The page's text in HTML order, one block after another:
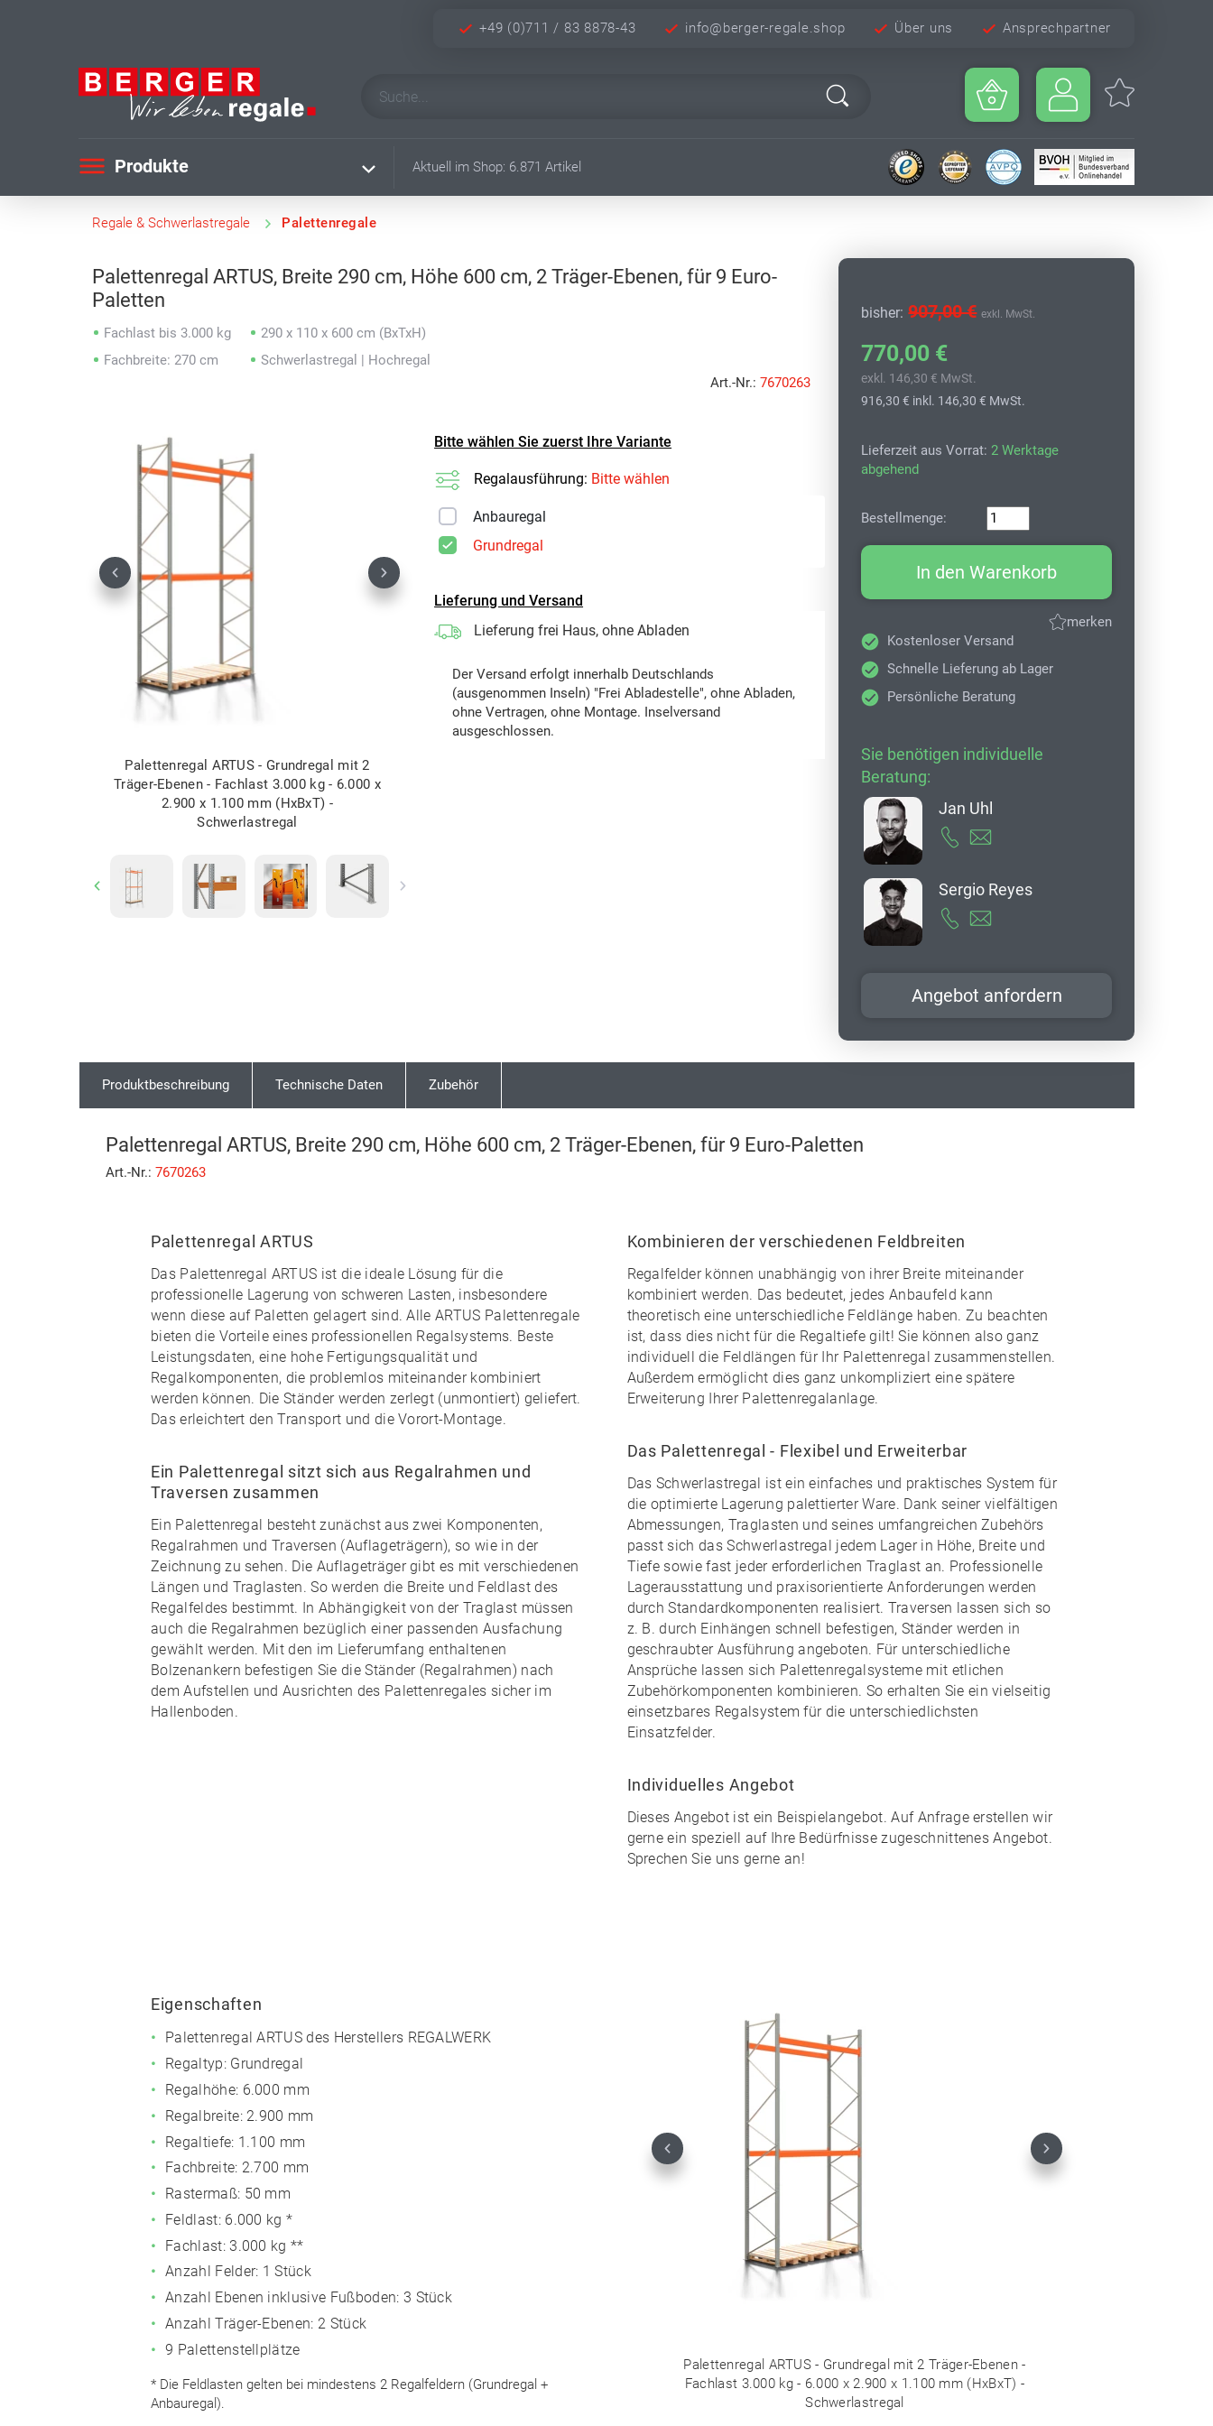
+49 (0)711 / 83 8878-43 info@berger-regale.shop Über uns Ansprechpartner
Produkte Aktuell im Shop: 6.871 Artikel
Regale & Schwerlastregale Palettenregale
Palettenregal ARTUS, Breite 290 cm, Höhe 600 cm, 2 Träger-Ebenen, für 9 Euro-
Paletten
Fachlast bis 3.000 kg
Fachbreite: 270 cm
290 x 110 x 600 cm (BxTxH)
Schwerlastregal | Hochregal
Art.-Nr.:7670263
Palettenregal ARTUS - Grundregal mit 2
Träger-Ebenen - Fachlast 3.000 kg - 6.000 x
2.900 x 1.100 mm (HxBxT) -
Schwerlastregal
Previous Next
Previous Next
Bitte wählen Sie zuerst Ihre Variante
Regalausführung: Bitte wählen
Anbauregal
Grundregal
Lieferung und Versand
Lieferung frei Haus, ohne Abladen
Der Versand erfolgt innerhalb Deutschlands
(ausgenommen Inseln) "Frei Abladestelle", ohne Abladen,
ohne Vertragen, ohne Montage. Inselversand
ausgeschlossen.
bisher: 907,00 € exkl. MwSt.
770,00 €
exkl. 146,30 € MwSt.
916,30 € inkl. 146,30 € MwSt.
Lieferzeit aus Vorrat: 2 Werktage
abgehend
Bestellmenge:
In den Warenkorb
merken
Kostenloser Versand
Schnelle Lieferung ab Lager
Persönliche Beratung
Sie benötigen individuelle
Beratung:
Jan Uhl
Sergio Reyes
Angebot anfordern
Produktbeschreibung Technische Daten Zubehör
Palettenregal ARTUS, Breite 290 cm, Höhe 600 cm, 2 Träger-Ebenen, für 9 Euro-Paletten
Art.-Nr.: 7670263
Palettenregal ARTUS
Das Palettenregal ARTUS ist die ideale Lösung für die
professionelle Lagerung von schweren Lasten, insbesondere
wenn diese auf Paletten gelagert sind. Alle ARTUS Palettenregale
bieten die Vorteile eines professionellen Regalsystems. Beste
Leistungsdaten, eine hohe Fertigungsqualität und
Regalkomponenten, die problemlos miteinander kombiniert
werden können. Die Ständer werden zerlegt (unmontiert) geliefert.
Das erleichtert den Transport und die Vorort-Montage.
Ein Palettenregal sitzt sich aus Regalrahmen und
Traversen zusammen
Ein Palettenregal besteht zunächst aus zwei Komponenten,
Regalrahmen und Traversen (Auflageträgern), so wie in der
Zeichnung zu sehen. Die Auflageträger gibt es mit verschiedenen
Längen und Traglasten. So werden die Breite und Feldlast des
Regalfeldes bestimmt. In Abhängigkeit von der Traglast müssen
auch die Regalrahmen bezüglich einer passenden Ausfachung
gewählt werden. Mit den im Lieferumfang enthaltenen
Bolzenankern befestigen Sie die Ständer (Regalrahmen) nach
dem Aufstellen und Ausrichten des Palettenregales sicher im
Hallenboden.
Kombinieren der verschiedenen Feldbreiten
Regalfelder können unabhängig von ihrer Breite miteinander
kombiniert werden. Das bedeutet, jedes Anbaufeld kann
theoretisch eine unterschiedliche Feldlänge haben. Zu beachten
ist, dass dies nicht für die Regaltiefe gilt! Sie können also ganz
individuell die Feldlängen für Ihr Palettenregal zusammenstellen.
Außerdem ermöglicht dies ganz unkompliziert eine spätere
Erweiterung Ihrer Palettenregalanlage.
Das Palettenregal - Flexibel und Erweiterbar
Das Schwerlastregal ist ein einfaches und praktisches System für
die optimierte Lagerung palettierter Ware. Dank seiner vielfältigen
Abmessungen, Traglasten und seines umfangreichen Zubehörs
passt sich das Schwerlastregal jedem Lager in Höhe, Breite und
Tiefe sowie fast jeder erforderlichen Traglast an. Professionelle
Lagerausstattung und praxisorientierte Anforderungen werden
durch Standardkomponenten realisiert. Traversen lassen sich so
z. B. durch Einhängen schnell befestigen, Ständer werden in
geschraubter Ausführung angeboten. Für unterschiedliche
Ansprüche lassen sich Palettenregalsysteme mit etlichen
Zubehörkomponenten kombinieren. So erhalten Sie einvielseitig
einsetzbares Regalsystem für die unterschiedlichsten
Einsatzfelder.
Individuelles Angebot
Dieses Angebot ist ein Beispielangebot. Auf Anfrage erstellen wir
gerne ein speziell auf Ihre Bedürfnisse zugeschnittenes Angebot.
Sprechen Sie uns gerne an!
Eigenschaften
Palettenregal ARTUS des Herstellers REGALWERK
Regaltyp: Grundregal
Regalhöhe: 6.000 mm
Regalbreite: 2.900 mm
Regaltiefe: 1.100 mm
Fachbreite: 2.700 mm
Rastermaß: 50 mm
Feldlast: 6.000 kg *
Fachlast: 3.000 kg **
Anzahl Felder: 1 Stück
Anzahl Ebenen inklusive Fußboden: 3 Stück
Anzahl Träger-Ebenen: 2 Stück
9 Palettenstellplätze
* Die Feldlasten gelten bei mindestens 2 Regalfeldern (Grundregal +
Anbauregal).
Palettenregal ARTUS - Grundregal mit 2 Träger-Ebenen -
Fachlast 3.000 kg - 6.000 x 2.900 x 1.100 mm (HxBxT) -
Schwerlastregal
Previous Next